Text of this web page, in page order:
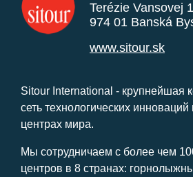
Terézie Vansovej
974 01 Banská
www.sitour.sk
Sitour International - крупнейшая
сеть технологических инноваций
центрах мира.
Мы сотрудничаем с более чем
центров в 8 странах: